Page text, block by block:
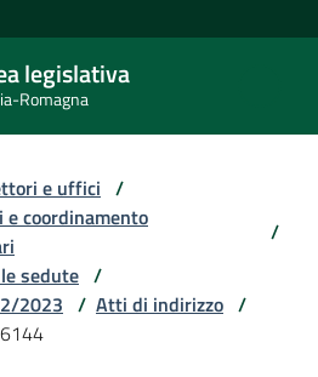
legislativa
Romagna
e uffici /
coordinamento
/
sedute /
2023 / Atti di indirizzo /